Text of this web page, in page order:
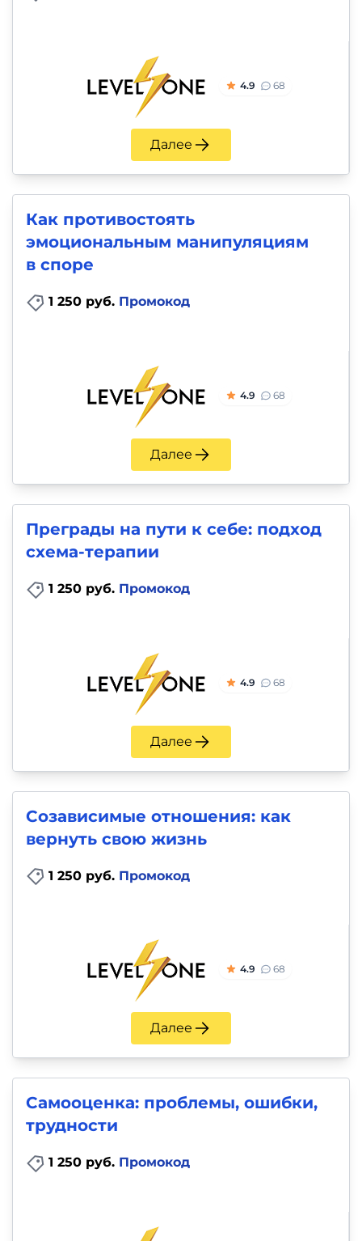
4.9 68
Далее
Как противостоять
эмоциональным манипуляциям
в споре
1 250 руб. Промокод
4.9 68
Далее
Преграды на пути к себе: подход
схема-терапии
1 250 руб. Промокод
4.9 68
Далее
Созависимые отношения: как
вернуть свою жизнь
1 250 руб. Промокод
4.9 68
Далее
Самооценка: проблемы, ошибки,
трудности
1 250 руб. Промокод